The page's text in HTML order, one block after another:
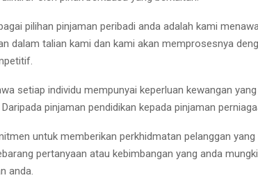
pilihan pinjaman peribadi anda adalah kami
dalam talian kami dan kami akan memprosesnya
setiap individu mempunyai keperluan kewangan
pinjaman pendidikan kepada pinjaman
untuk memberikan perkhidmatan pelanggan
pertanyaan atau kebimbangan yang anda
anda.